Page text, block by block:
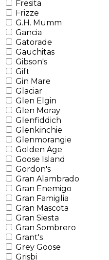
Fresita
Frizze
G.H. Mumm
Gancia
Gatorade
Gauchitas
Gibson's
Gift
Gin Mare
Glaciar
Glen Elgin
Glen Moray
Glenfiddich
Glenkinchie
Glenmorangie
Golden Age
Goose Island
Gordon's
Gran Alambrado
Gran Enemigo
Gran Famiglia
Gran Mascota
Gran Siesta
Gran Sombrero
Grant's
Grey Goose
Grisbi